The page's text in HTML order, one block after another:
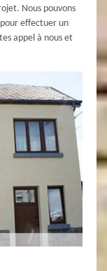
Nous pouvons
effectuer un
appel à nous et